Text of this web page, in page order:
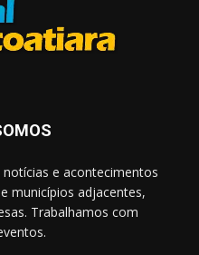
e acontecimentos
municípios adjacentes,
Trabalhamos com